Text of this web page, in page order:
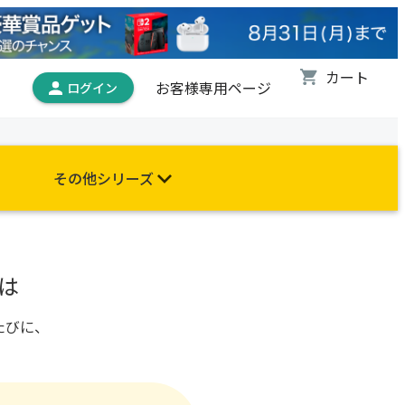
お客様専用ページ
その他シリーズ
に、